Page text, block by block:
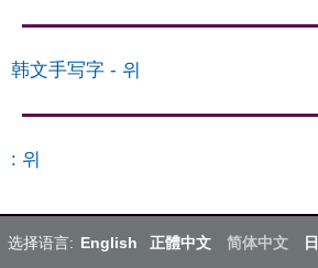
韩文手写字 - 위
: 위
选择语言: English 正體中文 简体中文